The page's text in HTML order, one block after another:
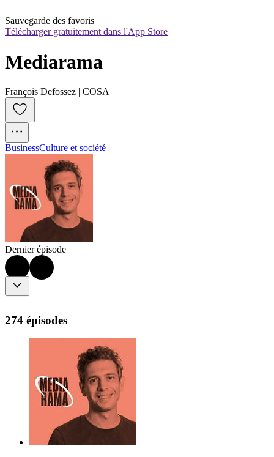
Sauvegarde des favoris
Télécharger gratuitement dans l'App Store
Mediarama
François Defossez | COSA
BusinessCulture et société
Dernier épisode
274 épisodes